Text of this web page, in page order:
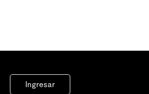
Ingresar